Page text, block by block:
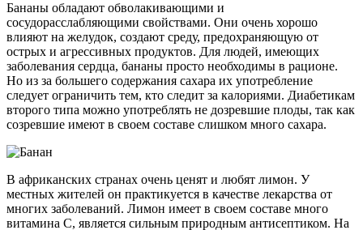
Бананы обладают обволакивающими и
сосудорасслабляющими свойствами. Они очень хорошо
влияют на желудок, создают среду, предохраняющую от
острых и агрессивных продуктов. Для людей, имеющих
заболевания сердца, бананы просто необходимы в рационе.
Но из за большего содержания сахара их употребление
следует ограничить тем, кто следит за калориями. Диабетикам
второго типа можно употреблять не дозревшие плоды, так как
созревшие имеют в своем составе слишком много сахара.
В африканских странах очень ценят и любят лимон. У
местных жителей он практикуется в качестве лекарства от
многих заболеваний. Лимон имеет в своем составе много
витамина С, является сильным природным антисептиком. На